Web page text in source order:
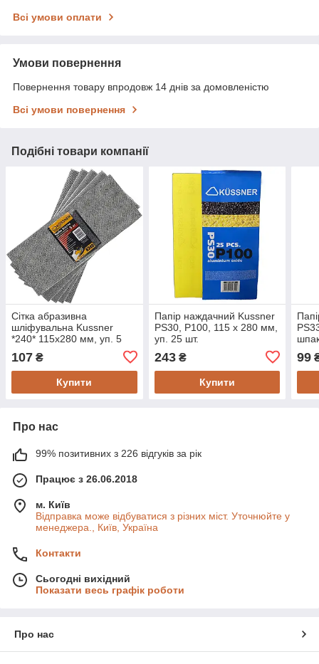
Всі умови оплати
Умови повернення
Повернення товару впродовж 14 днів за домовленістю
Всі умови повернення
Подібні товари компанії
Сітка абразивна
шліфувальна Kussner
*240* 115x280 мм, уп. 5
107 ₴
Купити
Папір наждачний Kussner
PS30, Р100, 115 x 280 мм,
уп. 25 шт.
243₴
Купити
99
Про нас
99% позитивних з 226 відгуків за рік
Працює з 26.06.2018
м. Київ
Відправка може відбуватися з різних міст. Уточнюйте у
менеджера., Київ, Україна
Контакти
Сьогодні вихідний
Показати весь графік роботи
Про нас